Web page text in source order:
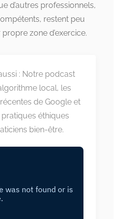
d’autres professionnels,
restent peu
zone d’exercice.
: Notre podcast
local, les
de Google et
éthiques
bien-être.